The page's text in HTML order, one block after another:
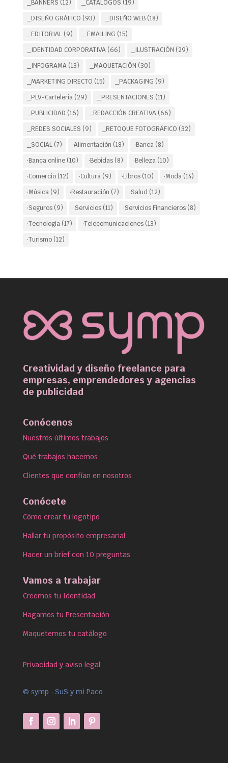
_BANNERS (12) _CATÁLOGOS (19)
_DISEÑO GRÁFICO (93) _DISEÑO WEB(18)
_EDITORIAL(9) _EMAILING (15)
_IDENTIDAD CORPORATIVA(66) _ILUSTRACIÓN (29)
_INFOGRAMA(13) _MAQUETACIÖN (30)
_MARKETING DIRECTO (15) _PACKAGING (9)
_PLV-Carteleria(29) _PRESENTACIONES (11)
_PUBLICIDAD (16) _REDACCIÓN CREATIVA(66)
_REDES SOCIALES (9) _RETOQUE FOTOGRÁFICO (32)
_SOCIAL(7) ·Alimentación (18) ·Banca(8)
·Banca online(10) ·Bebidas(8) ·Belleza(10)
·Comercio(12) ·Cultura(9) ·Libros(10) ·Moda(14)
·Música(9) ·Restauración (7) ·Salud (12)
·Seguros(9) ·Servicios(11) ·Servicios Financieros(8)
·Tecnología(17) ·Telecomunicaciones(13)
·Turismo(12)
Creatividad y diseño freelance para
empresas, emprendedores y agencias
de publicidad
Conócenos
Nuestros últimos trabajos
Qué trabajos hacemos
Clientes que confían en nosotros
Conócete
Cómo crear tu logotipo
Hallar tu propósito empresarial
Hacer un brief con 10 preguntas
Vamos a trabajar
Creemos tu Identidad
Hagamos tu Presentación
Maquetemos tu catálogo
Privacidad y aviso legal
© symp · SuS y mi Paco